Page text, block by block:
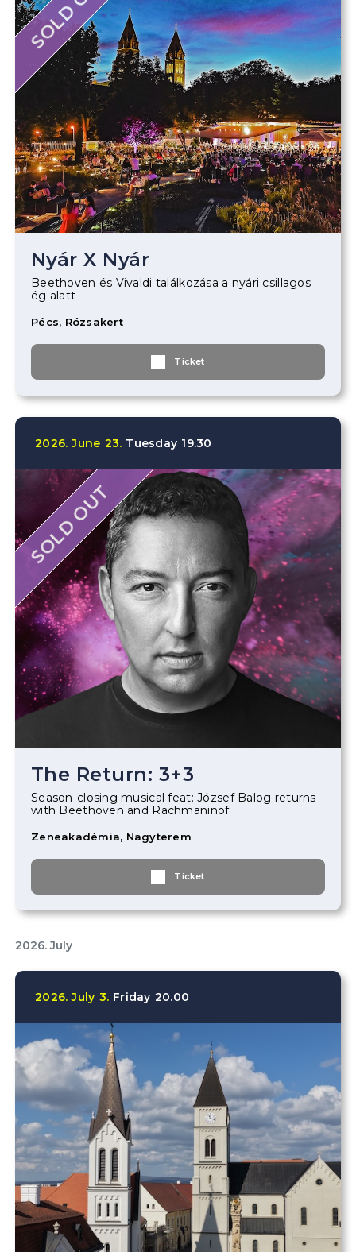
Nyár X Nyár
Beethoven és Vivaldi találkozása a nyári csillagos
ég alatt
Pécs, Rózsakert
Ticket
2026. June 23. Tuesday 19.30
SOLD OUT
The Return: 3+3
Season-closing musical feat: József Balog returns
with Beethoven and Rachmaninof
Zeneakadémia, Nagyterem
Ticket
2026. July
2026. July 3. Friday 20.00